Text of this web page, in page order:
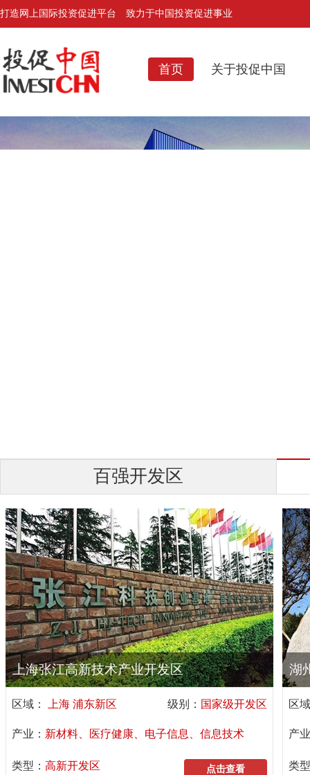
打造网上国际投资促进平台 致力于中国投资促进事业
首页 关于投促中国
百强开发区
上海张江高新技术产业开发区
区域： 上海 浦东新区 级别： 国家级开发区
产业： 新材料、医疗健康、电子信息、信息技术
类型： 高新开发区 点击查看
湖
区
产
类